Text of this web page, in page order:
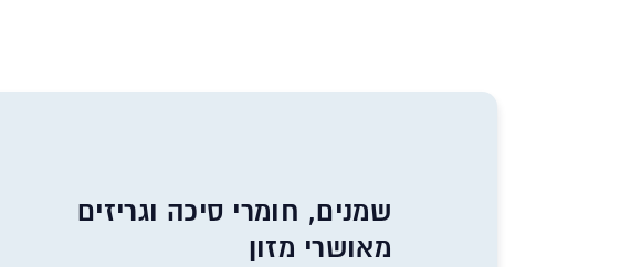
שמנים, חומרי סיכה וגריזים
מאושרי מזון